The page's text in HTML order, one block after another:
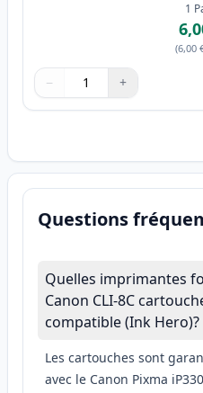
1
(6,00
Quantité
Utilisez les boutons pour
− +
Quantité
Questions
Quelles imprimantes
Canon CLI-8C
compatible (Ink Hero)?
Les cartouches sont
avec le Canon Pixma